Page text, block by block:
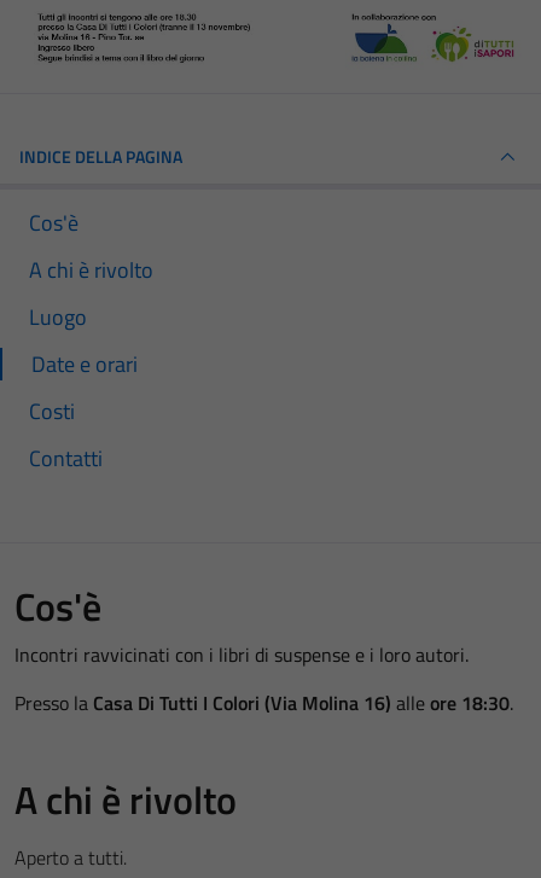
INDICE DELLA PAGINA
Cos'è
A chi è rivolto
Luogo
Date e orari
Costi
Contatti
Cos'è
Incontri ravvicinati con i libri di suspense e i loro autori.
Presso la Casa Di Tutti I Colori (Via Molina 16) alleore 18:30.
A chi è rivolto
Aperto a tutti.